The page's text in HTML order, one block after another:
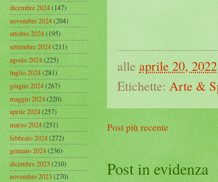
alle aprile 20, 2022
Etichette: Arte &
Post più recente
Post in evidenza
dicembre 2024(147)
novembre 2024(204)
ottobre 2024(195)
settembre 2024(211)
agosto 2024(225)
luglio 2024(281)
giugno 2024(267)
maggio 2024(220)
aprile 2024(257)
marzo 2024(251)
febbraio 2024(272)
gennaio 2024(236)
dicembre 2023(210)
novembre 2023(270)